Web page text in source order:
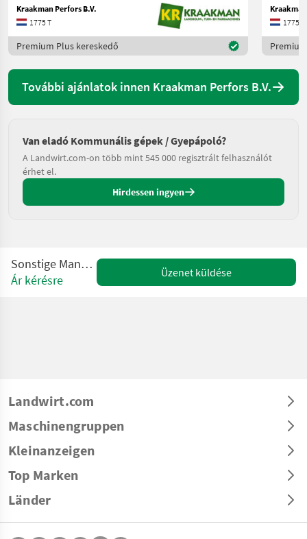
Kraakman Perfors B.V.
1775 T
Premium Plus kereskedő
1775 T
További ajánlatok innen Kraakman Perfors B.V.
Van eladó Kommunális gépek / Gyepápoló?
A Landwirt.com-on több mint 545 000 regisztrált felhasználót
érhet el.
Hirdessen ingyen
Sonstige Mankar TWO50
Ár kérésre
Üzenet küldése
Landwirt.com
Maschinengruppen
Kleinanzeigen
Top Marken
Länder